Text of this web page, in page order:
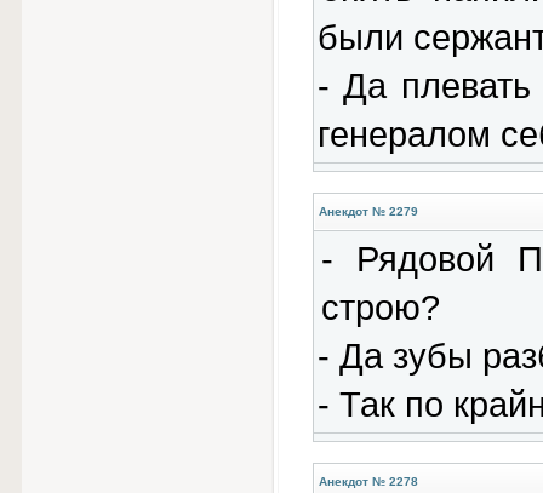
были
- Да
генералом
Анекдот № 2279
- Рядовой
строю?
- Да зубы
- Так по
Анекдот № 2278